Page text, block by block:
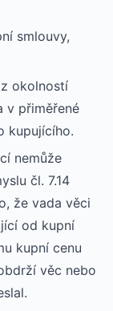
smlouvy,
okolností
v přiměřené
kupujícího.
nemůže
čl. 7.14
že vada věci
od kupní
kupní cenu
věc nebo